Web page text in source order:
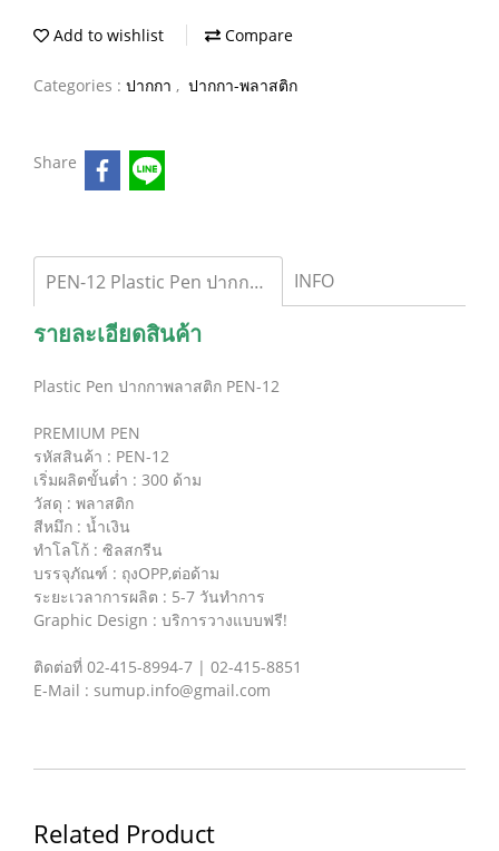
Add to wishlist Compare
Categories : ปากกา , ปากกา-พลาสติก
Share
PEN-12 Plastic Pen ปากกาพลาสติก INFO
รายละเอียดสินค้า
Plastic Pen ปากกาพลาสติก PEN-12
PREMIUM PEN
รหัสสินค้า : PEN-12
เริ่มผลิตขั้นต่ำ : 300 ด้าม
วัสดุ : พลาสติก
สีหมึก : น้ำเงิน
ทำโลโก้ : ซิลสกรีน
บรรจุภัณฑ์ : ถุงOPP,ต่อด้าม
ระยะเวลาการผลิต : 5-7 วันทำการ
Graphic Design : บริการวางแบบฟรี!
ติดต่อที่ 02-415-8994-7 | 02-415-8851
E-Mail : sumup.info@gmail.com
Related Product